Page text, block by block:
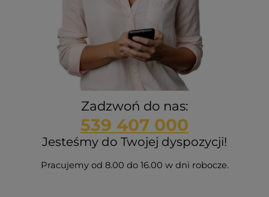
Zadzwoń do nas:
539 407 000
Jesteśmy do Twojej dyspozycji!
Pracujemy od 8.00 do 16.00 w dni robocze.